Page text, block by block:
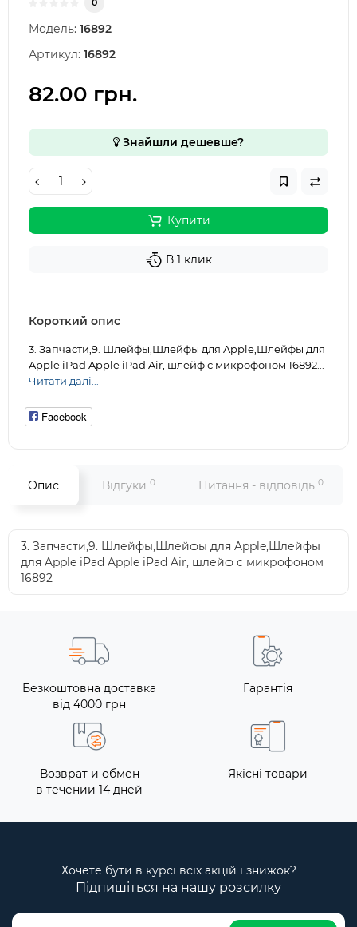
0
Модель: 16892
Артикул: 16892
82.00 грн.
Знайшли дешевше?
Купити
В 1 клик
Короткий опис
3. Запчасти,9. Шлейфы,Шлейфы для Apple,Шлейфы для
Apple iPad Apple iPad Air, шлейф с микрофоном 16892...
Читати далі...
Facebook
Опис Відгуки 0 Питання - відповідь 0
3. Запчасти,9. Шлейфы,Шлейфы для Apple,Шлейфы
для Apple iPad Apple iPad Air, шлейф с микрофоном
16892
Безкоштовна доставка
від 4000 грн
Гарантія
Возврат и обмен
в течении 14 дней
Якісні товари
Хочете бути в курсі всіх акцій і знижок?
Підпишіться на нашу розсилку